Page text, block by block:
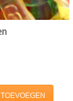
TOEVOEGEN